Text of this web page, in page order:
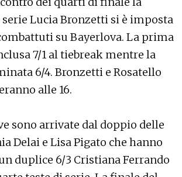
Lucia Bronzetti si è imposta
su Bayerlova. La prima
7/1 al tiebreak mentre la
6/4. Bronzetti e Rosatello
alle 16.
sono arrivate dal doppio delle
Delai e Lisa Pigato che hanno
duplice 6/3 Cristiana Ferrando